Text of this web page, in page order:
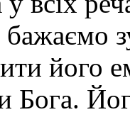
його
Бога.